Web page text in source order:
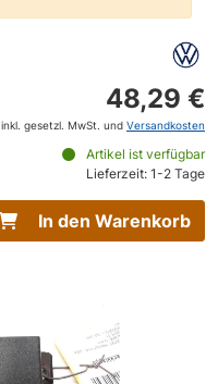
48,29 €
inkl. gesetzl. MwSt. und Versandkosten
Artikel ist verfügbar
Lieferzeit: 1-2 Tage
In den Warenkorb